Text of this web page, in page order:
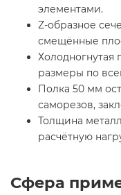
элементами.
Z-образное
смещённые
Холодногнутая
размеры по
Полка 50 мм
саморезов,
Толщина
расчётную
Сфера